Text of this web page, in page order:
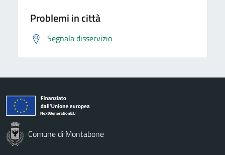
Problemi in città
Segnala disservizio
Comune di Montabone